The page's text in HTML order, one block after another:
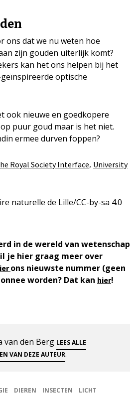
ons dat we nu weten hoe
zijn gouden uiterlijk komt?
kan het ons helpen bij het
optische
ook nieuwe en goedkopere
puur goud maar is het niet.
ermee durven foppen?
Royal Society Interface, University
naturelle de Lille/CC-by-sa 4.0
in de wereld van wetenschap
je hier graag meer over
ons nieuwste nummer (geen
worden? Dat kan hier!
van den Berg LEES ALLE
VAN DEZE AUTEUR.
DIEREN INSECTEN
LICHT